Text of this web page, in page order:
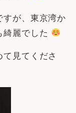
すが、東京湾か
綺麗でした
見てくださ